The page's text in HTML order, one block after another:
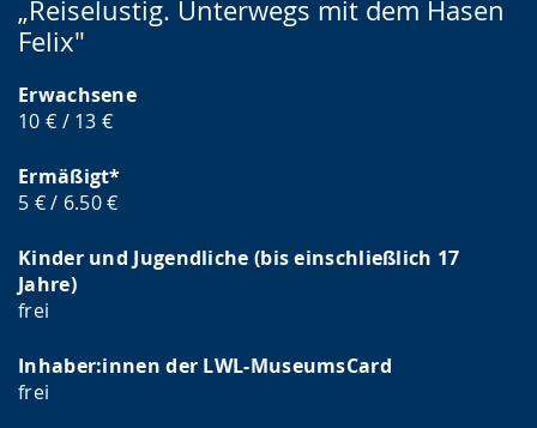
„Reiselustig. Unterwegs mit dem Hasen
Felix"
Erwachsene
10 € / 13 €
Ermäßigt*
5 € / 6.50 €
Kinder und Jugendliche (bis einschließlich 17
Jahre)
frei
Inhaber:innen der LWL-MuseumsCard
frei